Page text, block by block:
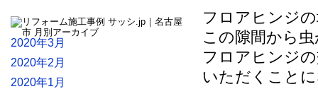
フロアヒンジ
この隙間から
フロアヒンジ
いただくこと
2020年3月
2020年2月
2020年1月